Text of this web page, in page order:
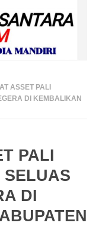
ASSET PALI
DI KEMBALIKAN
PALI
DI